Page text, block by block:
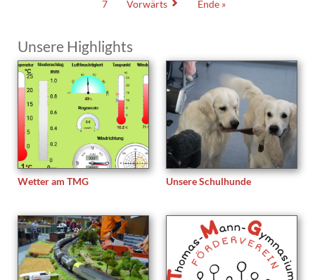
7
Vorwärts Ende »
Unsere Highlights
Wetter am TMG Unsere Schulhunde